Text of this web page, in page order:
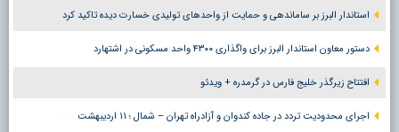
استاندار البرز بر ساماندهی و حمایت از واحدهای تولیدی خسارت دیده تاکید کرد
دستور معاون استاندار البرز برای واگذاری ۴۳۰۰ واحد مسکونی در اشتهارد
افتتاح زیرگذر خلیج فارس در گرمدره + ویدئو
اجرای محدودیت تردد در جاده کندوان و آزادراه تهران – شمال ؛ ١١ اردیبهشت